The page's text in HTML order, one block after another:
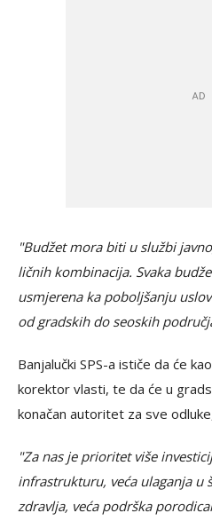
"Budžet mora biti u službi
ličnih kombinacija. Svaka
usmjerena ka poboljšanju
od gradskih do seoskih
Banjalučki SPS-a ističe da će
korektor vlasti, te da će u
konačan autoritet za sve
"Za nas je prioritet više
infrastrukturu, veća ulaganja u
zdravlja, veća podrška